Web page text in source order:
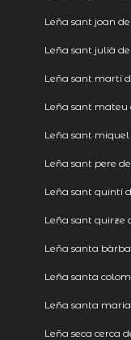
Leña sant joan
Leña sant julià
Leña sant martí
Leña sant mateu
Leña sant
Leña sant pere
Leña sant quintí
Leña sant quirze
Leña santa
Leña santa
Leña santa
Leña seca cerca